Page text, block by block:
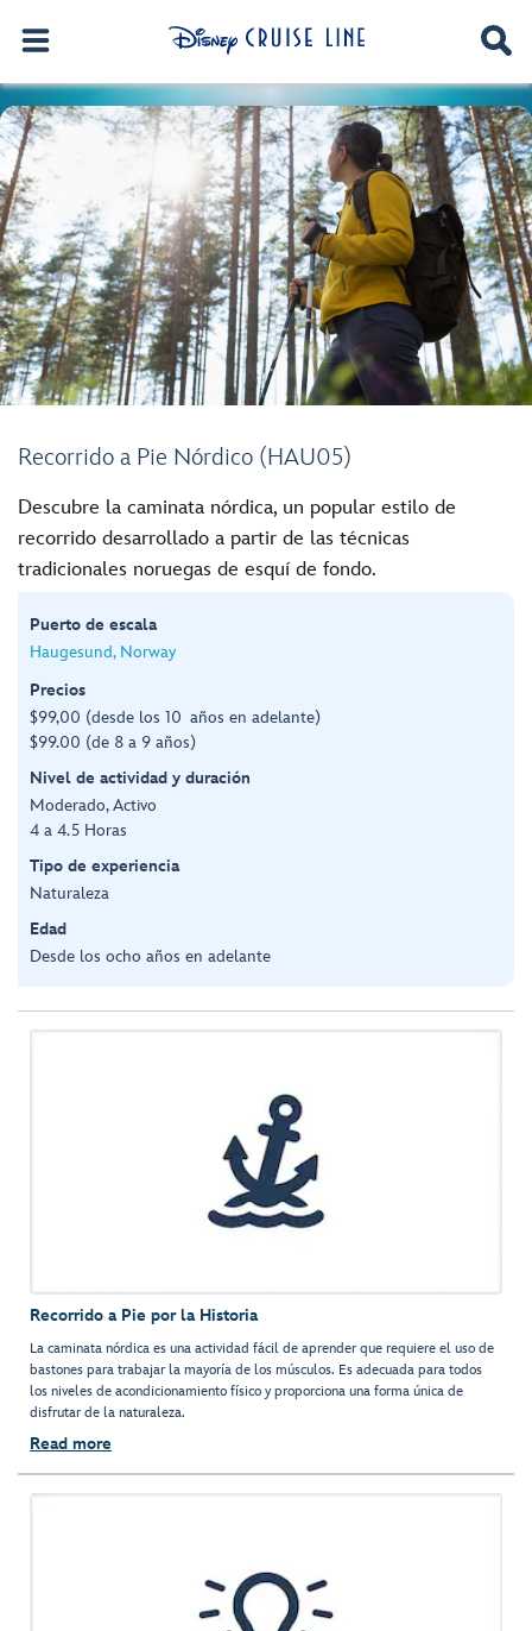
Recorrido a Pie Nórdico (HAU05)
Descubre la caminata nórdica, un popular estilo de
recorrido desarrollado a partir de las técnicas
tradicionales noruegas de esquí de fondo.
Puerto de escala
Haugesund, Norway
Precios
$99,00 (desde los 10 años en adelante)
$99.00 (de 8 a 9 años)
Nivel de actividad y duración
Moderado, Activo
4 a 4.5 Horas
Tipo de experiencia
Naturaleza
Edad
Desde los ocho años en adelante
Recorrido a Pie por la Historia
La caminata nórdica es una actividad fácil de aprender que requiere el uso de
bastones para trabajar la mayoría de los músculos. Es adecuada para todos
los niveles de acondicionamiento físico y proporciona una forma única de
disfrutar de la naturaleza.
Read more